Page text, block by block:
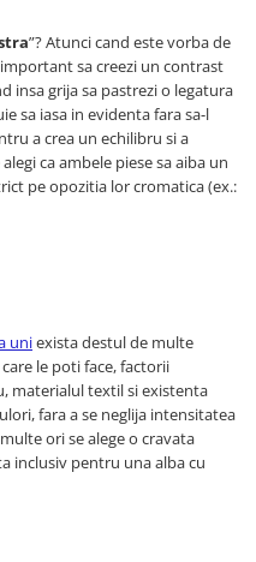
”? Atunci cand este vorba de
sa creezi un contrast
insa grija sa pastrezi o legatura
sa iasa in evidenta fara sa-l
a crea un echilibru si a
ca ambele piese sa aiba un
pe opozitia lor cromatica (ex.:
uniexista destul de multe
le poti face, factorii
materialul textil si existenta
fara a se neglija intensitatea
ori se alege o cravata
inclusiv pentru una alba cu